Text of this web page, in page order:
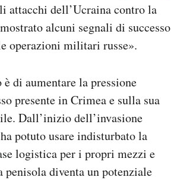
attacchi dell’Ucraina contro la
alcuni segnali di successo
operazioni militari russe».
di aumentare la pressione
presente in Crimea e sulla sua
Dall’inizio dell’invasione
potuto usare indisturbato la
logistica per i propri mezzi e
penisola diventa un potenziale